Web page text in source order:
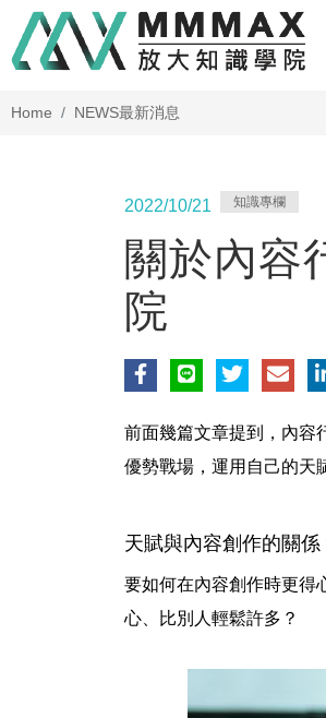
Home NEWS最新消息
2022/10/21 知識專欄
關於內容
院
前面幾篇文章提到，內容
優勢戰場，運用自己的天
天賦與內容創作的關係
要如何在內容創作時更得
心、比別人輕鬆許多？